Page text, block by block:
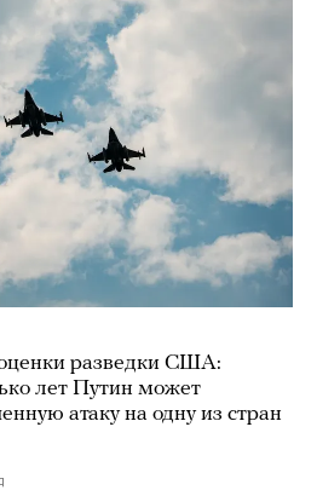
разведки США:
лет Путин может
атаку на одну из стран